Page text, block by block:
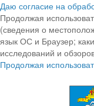
Даю согласие на
Продолжая
(сведения о
язык ОС и Браузер;
исследований и
Продолжая